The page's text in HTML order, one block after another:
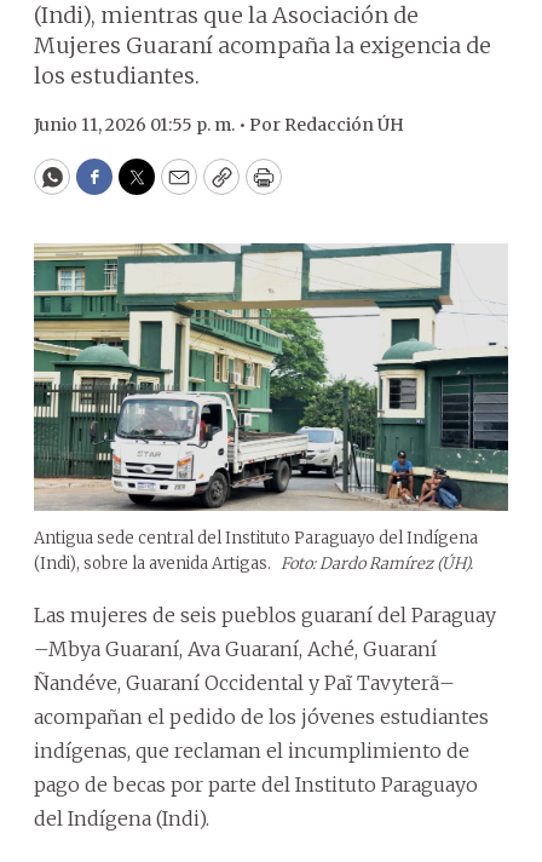
(Indi), mientras que la Asociación de
Mujeres Guaraní acompaña la exigencia de
los estudiantes.
Junio 11, 2026 01:55 p. m. • Por Redacción ÚH
WhatsApp
Facebook
Twitter
EmailCopyPrint
Antigua sede central del Instituto Paraguayo del Indígena
(Indi), sobre la avenida Artigas. Foto: Dardo Ramírez (ÚH).
Las mujeres de seis pueblos guaraní del Paraguay
–Mbya Guaraní, Ava Guaraní, Aché, Guaraní
Ñandéve, Guaraní Occidental y Paĩ Tavyterã–
acompañan el pedido de los jóvenes estudiantes
indígenas, que reclaman el incumplimiento de
pago de becas por parte del Instituto Paraguayo
del Indígena (Indi).